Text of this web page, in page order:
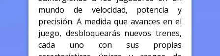
mundo de velocidad, potencia y
precisión. A medida que avances en el
juego, desbloquearás nuevos trenes,
cada uno con sus propias